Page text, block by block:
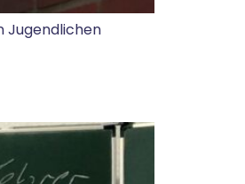
Jugendlichen